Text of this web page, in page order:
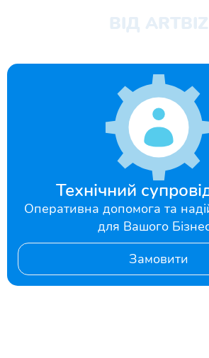
ВІД ARTBIZ
Технічний
Оперативна допомога та
для Вашого
Замовити